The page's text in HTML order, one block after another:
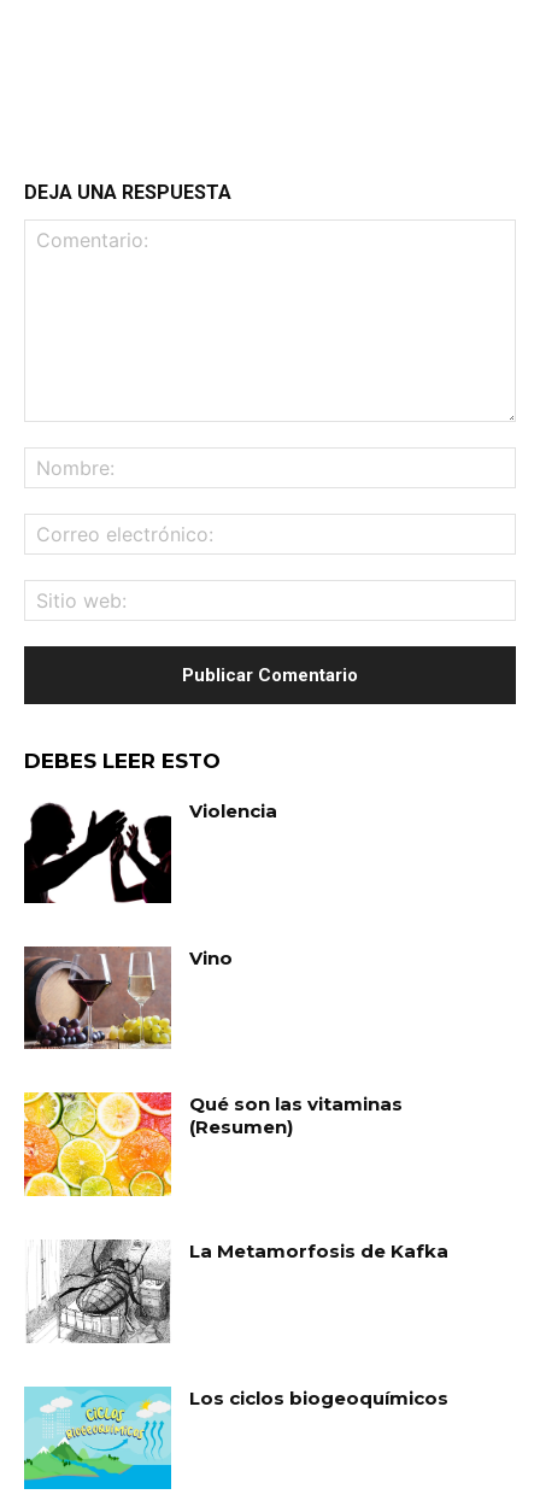
DEJA UNA RESPUESTA
DEBES LEER ESTO
Violencia
Vino
Qué son las vitaminas
(Resumen)
La Metamorfosis de Kafka
Los ciclos biogeoquímicos